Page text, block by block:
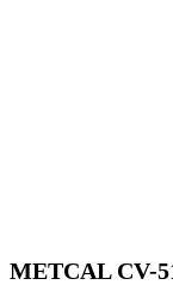
METCAL CV-